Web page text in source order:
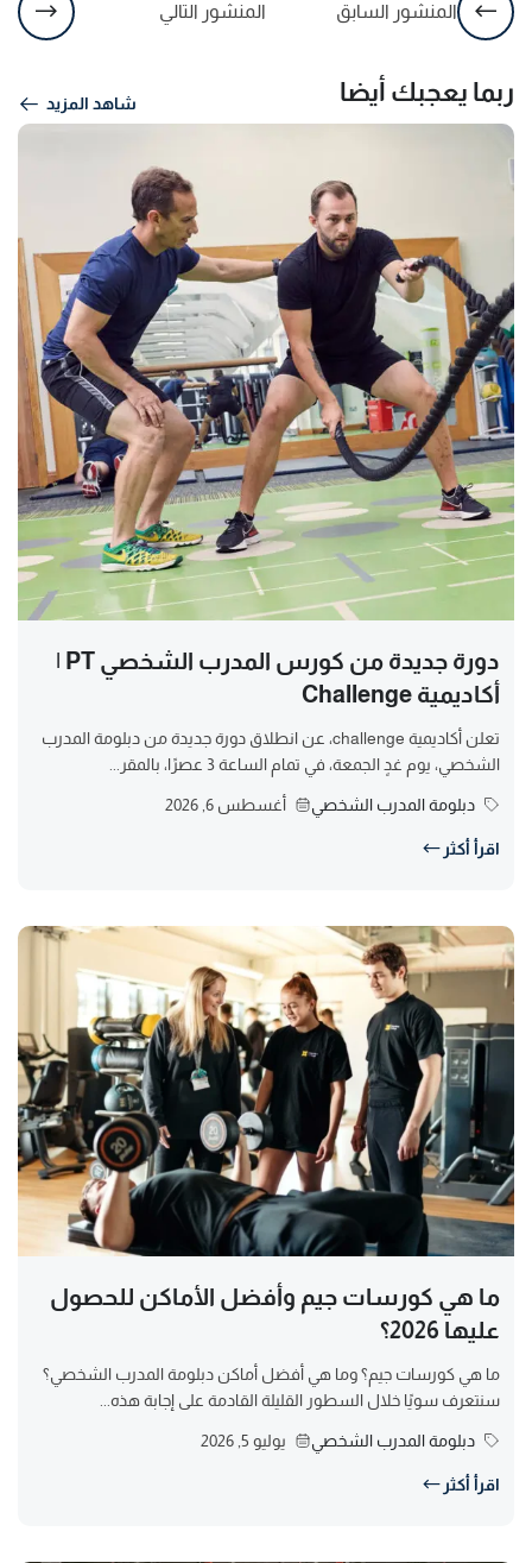
المنشور السابق المنشور التالي
ربما يعجبك أيضا شاهد المزيد
دورة جديدة من كورس المدرب الشخصي PT |
أكاديمية Challenge
تعلن أكاديمية challenge، عن انطلاق دورة جديدة من دبلومة المدرب
الشخصي، يوم غدٍ الجمعة، في تمام الساعة 3 عصرًا، بالمقر...
دبلومة المدرب الشخصي أغسطس 6, 2026
اقرأ أكثر
ما هي كورسات جيم وأفضل الأماكن للحصول
عليها 2026؟
ما هي كورسات جيم؟ وما هي أفضل أماكن دبلومة المدرب الشخصي؟
سنتعرف سويًا خلال السطور القليلة القادمة على إجابة هذه...
دبلومة المدرب الشخصي يوليو 5, 2026
اقرأ أكثر